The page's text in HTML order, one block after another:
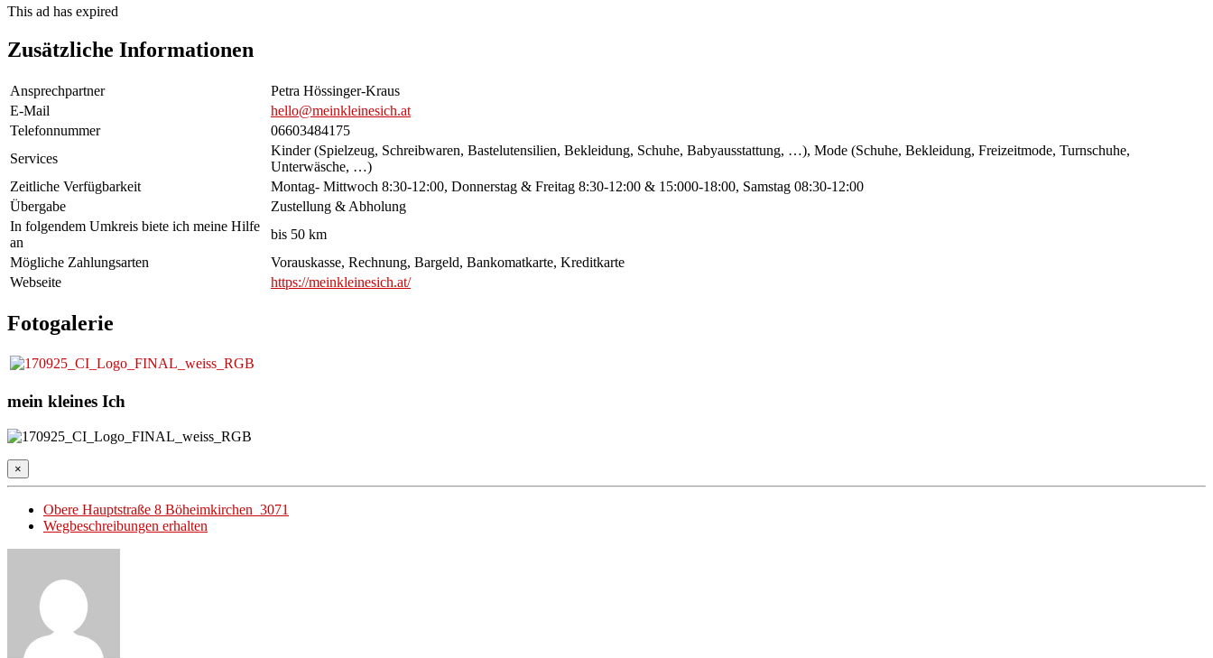
This ad has expired
Zusätzliche Informationen
Ansprechpartner
Petra Hössinger-Kraus
E-Mail
hello@meinkleinesich.at
Telefonnummer
06603484175
Services
Kinder (Spielzeug, Schreibwaren, Bastelutensilien, Bekleidung, Schuhe, Babyausstattung, …), Mode (Schuhe, Bekleidung, Freizeitmode, Turnschuhe,
Unterwäsche, …)
Zeitliche Verfügbarkeit
Montag- Mittwoch 8:30-12:00, Donnerstag & Freitag 8:30-12:00 & 15:000-18:00, Samstag 08:30-12:00
Übergabe
Zustellung & Abholung
In folgendem Umkreis biete ich meine Hilfe
an
bis 50 km
Mögliche Zahlungsarten
Vorauskasse, Rechnung, Bargeld, Bankomatkarte, Kreditkarte
Webseite
https://meinkleinesich.at/
Fotogalerie
mein kleines Ich
×
Obere Hauptstraße 8 Böheimkirchen 3071
Wegbeschreibungen erhalten